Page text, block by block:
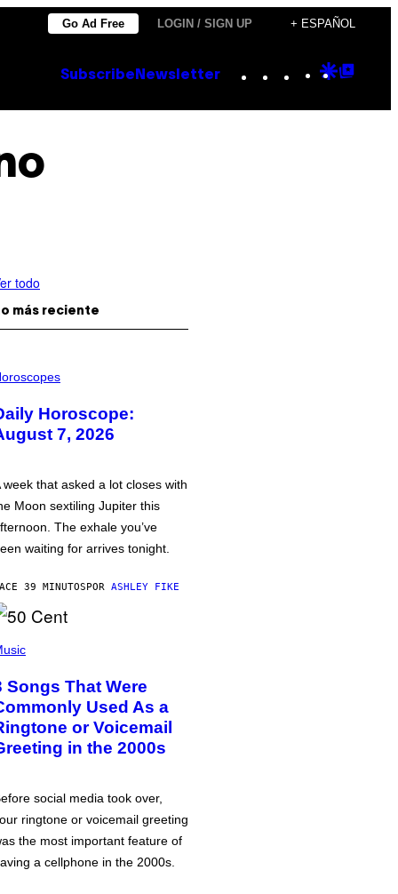
Go Ad Free LOGIN / SIGN UP + ESPAÑOL
Subscribe Newsletter Instagram
TikTok
YouTube
Google
todo
más reciente
Horoscope:
7, 2026
week that asked a lot closes with
Moon sextiling Jupiter this
The exhale you’ve
waiting for arrives tonight.
39 MINUTOSPOR ASHLEY FIKE
Songs That Were
Used As a
or Voicemail
in the 2000s
social media took over,
ringtone or voicemail greeting
the most important feature of
a cellphone in the 2000s.